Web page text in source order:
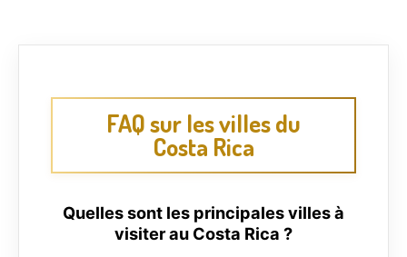
FAQ sur les villes du
Costa Rica
Quelles sont les principales villes à
visiter au Costa Rica ?